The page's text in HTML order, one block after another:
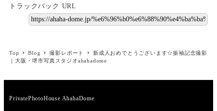
トラックバック URL
Top Blog 撮影レポート
新成人おめでとうございます☆振袖記念撮影
｜大阪・堺市写真スタジオahahadome
PrivatePhotoHouse AhahaDome